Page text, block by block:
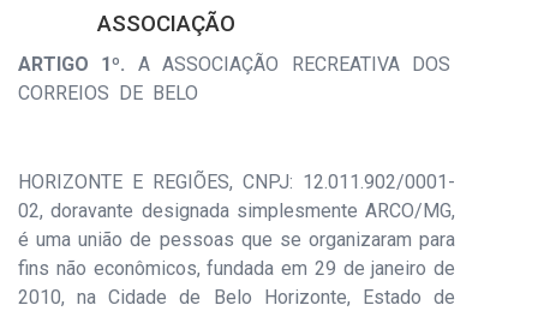
ASSOCIAÇÃO
ARTIGO 1º. A ASSOCIAÇÃO RECREATIVA DOS
CORREIOS DE BELO
HORIZONTE E REGIÕES, CNPJ: 12.011.902/0001-
02, doravante designada simplesmente ARCO/MG,
é uma união de pessoas que se organizaram para
fins não econômicos, fundada em 29 de janeiro de
2010, na Cidade de Belo Horizonte, Estado de